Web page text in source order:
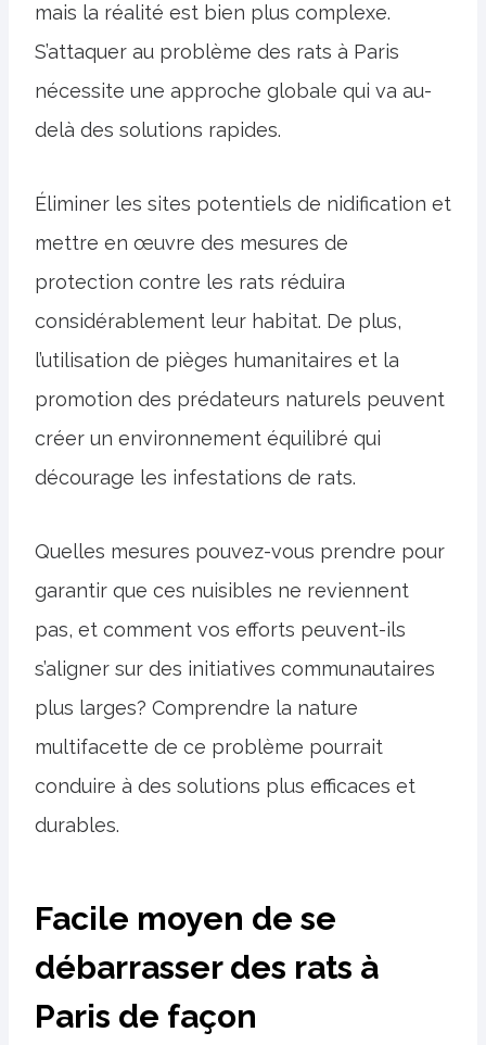
mais la réalité est bien plus complexe.
S’attaquer au problème des rats à Paris
nécessite une approche globale qui va au-
delà des solutions rapides.
Éliminer les sites potentiels de nidification et
mettre en œuvre des mesures de
protection contre les rats réduira
considérablement leur habitat. De plus,
l’utilisation de pièges humanitaires et la
promotion des prédateurs naturels peuvent
créer un environnement équilibré qui
décourage les infestations de rats.
Quelles mesures pouvez-vous prendre pour
garantir que ces nuisibles ne reviennent
pas, et comment vos efforts peuvent-ils
s’aligner sur des initiatives communautaires
plus larges? Comprendre la nature
multifacette de ce problème pourrait
conduire à des solutions plus efficaces et
durables.
Facile moyen de se
débarrasser des rats à
Paris de façon